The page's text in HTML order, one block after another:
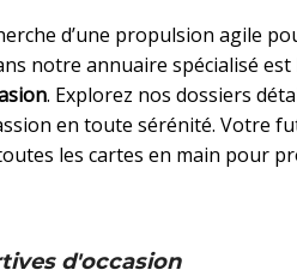
d’une propulsion agile
notre annuaire spécialisé
. Explorez nos dossiers
en toute sérénité. Votre
les cartes en main pour
d'occasion